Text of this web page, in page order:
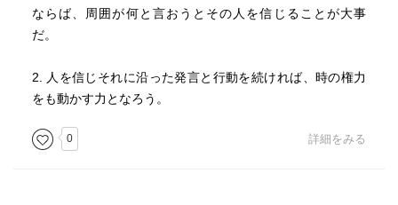
ならば、周囲が何と言おうとその人を信じることが大事
だ。
2. 人を信じそれに沿った発言と行動を続ければ、時の権力
をも動かす力となろう。
0 詳細をみる